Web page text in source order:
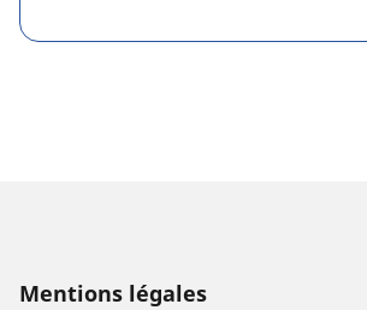
Mentions légales